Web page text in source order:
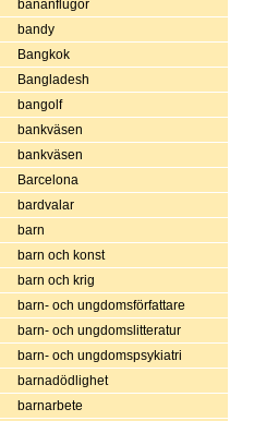
bananflugor
bandy
Bangkok
Bangladesh
bangolf
bankväsen
bankväsen
Barcelona
bardvalar
barn
barn och konst
barn och krig
barn- och ungdomsförfattare
barn- och ungdomslitteratur
barn- och ungdomspsykiatri
barnadödlighet
barnarbete